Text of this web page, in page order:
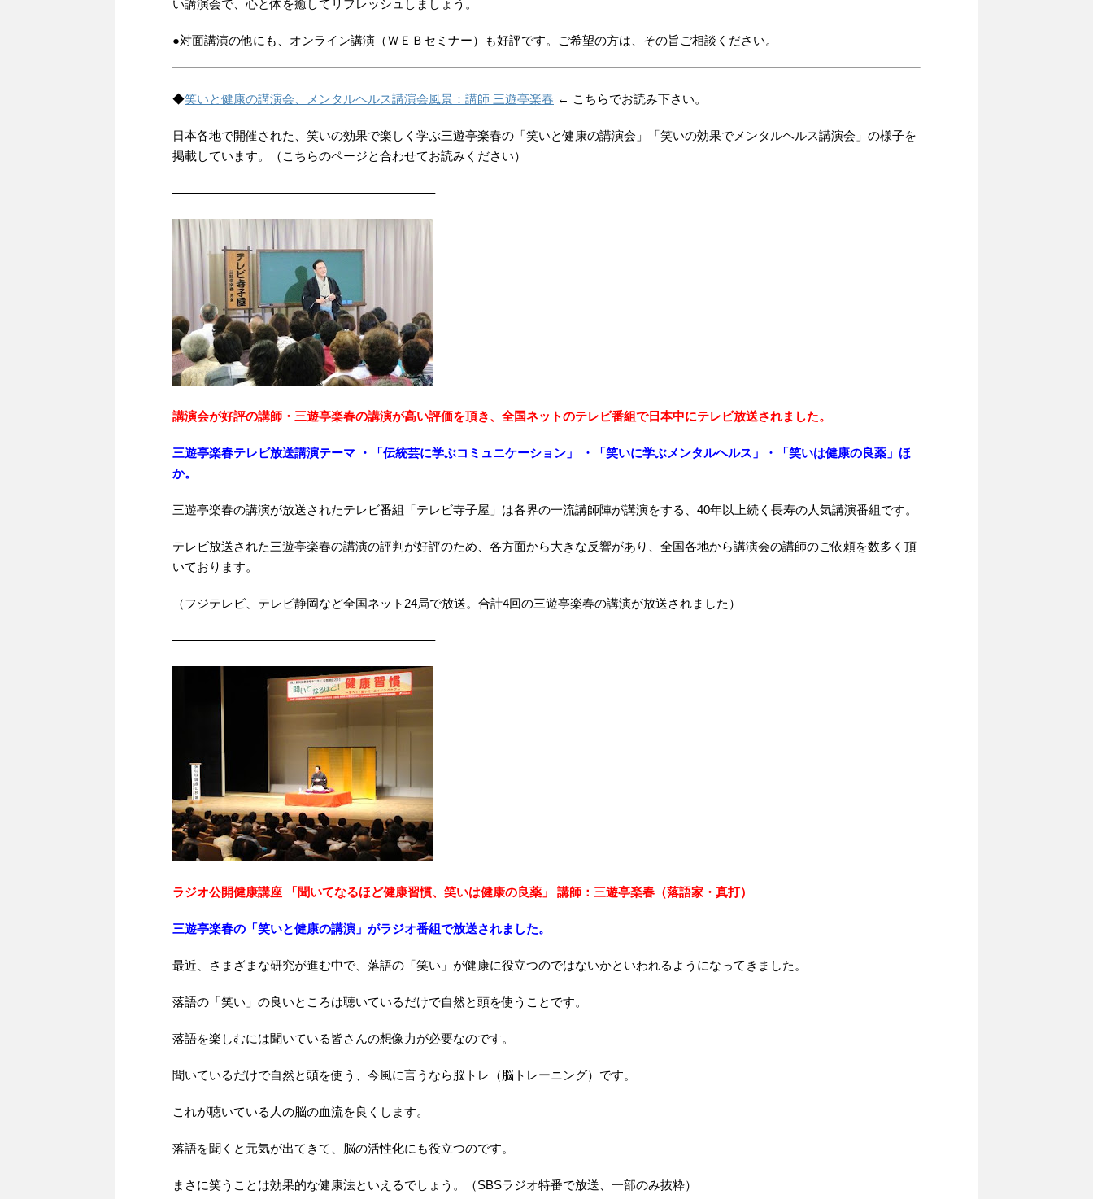
い講演会で、心と体を癒してリフレッシュしましょう。
●対面講演の他にも、オンライン講演（ＷＥＢセミナー）も好評です。ご希望の方は、その旨ご相談ください。
◆笑いと健康の講演会、メンタルヘルス講演会風景：講師 三遊亭楽春 ← こちらでお読み下さい。
日本各地で開催された、笑いの効果で楽しく学ぶ三遊亭楽春の「笑いと健康の講演会」「笑いの効果でメンタルヘルス講演会」の様子を
掲載しています。（こちらのページと合わせてお読みください）
—————————————————————–
講演会が好評の講師・三遊亭楽春の講演が高い評価を頂き、全国ネットのテレビ番組で日本中にテレビ放送されました。
三遊亭楽春テレビ放送講演テーマ ・「伝統芸に学ぶコミュニケーション」 ・「笑いに学ぶメンタルヘルス」・「笑いは健康の良薬」ほ
か。
三遊亭楽春の講演が放送されたテレビ番組「テレビ寺子屋」は各界の一流講師陣が講演をする、40年以上続く長寿の人気講演番組です。
テレビ放送された三遊亭楽春の講演の評判が好評のため、各方面から大きな反響があり、全国各地から講演会の講師のご依頼を数多く頂
いております。
（フジテレビ、テレビ静岡など全国ネット24局で放送。合計4回の三遊亭楽春の講演が放送されました）
—————————————————————–
ラジオ公開健康講座 「聞いてなるほど健康習慣、笑いは健康の良薬」 講師：三遊亭楽春（落語家・真打）
三遊亭楽春の「笑いと健康の講演」がラジオ番組で放送されました。
最近、さまざまな研究が進む中で、落語の「笑い」が健康に役立つのではないかといわれるようになってきました。
落語の「笑い」の良いところは聴いているだけで自然と頭を使うことです。
落語を楽しむには聞いている皆さんの想像力が必要なのです。
聞いているだけで自然と頭を使う、今風に言うなら脳トレ（脳トレーニング）です。
これが聴いている人の脳の血流を良くします。
落語を聞くと元気が出てきて、脳の活性化にも役立つのです。
まさに笑うことは効果的な健康法といえるでしょう。（SBSラジオ特番で放送、一部のみ抜粋）